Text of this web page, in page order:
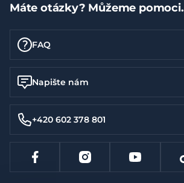
Máte otázky? Můžeme pomoci.
FAQ
Napište nám
+420 602 378 801